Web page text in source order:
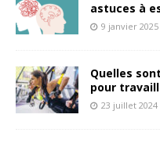
astuces à
9 janvier 2025
Quelles
pour
23 juillet 2024